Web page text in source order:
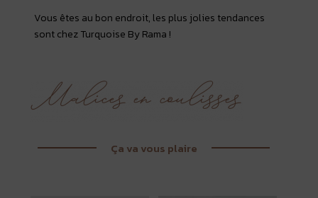
Vous êtes au bon endroit, les plus jolies tendances
sont chez Turquoise By Rama !
Ça va vous plaire